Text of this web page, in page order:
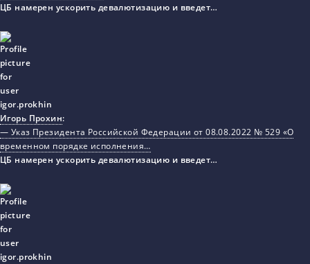
ЦБ намерен ускорить девалютизацию и введет…
Игорь Прохин:
— Указ Президента Российской Федерации от 08.08.2022 № 529 «О
временном порядке исполнения…
ЦБ намерен ускорить девалютизацию и введет…